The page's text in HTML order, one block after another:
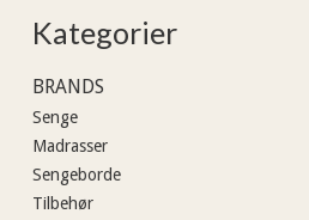
Kategorier
BRANDS
Senge
Madrasser
Sengeborde
Tilbehør